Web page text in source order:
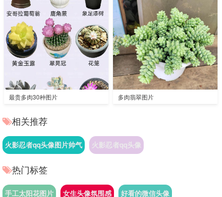
最贵多肉30种图片 多肉翡翠图片
相关推荐
火影忍者qq头像图片帅气 火影忍者qq头像
热门标签
手工太阳花图片 女生头像氛围感 好看的微信头像